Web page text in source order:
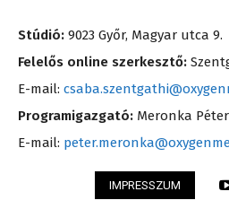
Stúdió: 9023 Győr, Magyar utca 9.
Felelős online szerkesztő:
E-mail:
Programigazgató: Meronka Péter
E-mail:
IMPRESSZUM